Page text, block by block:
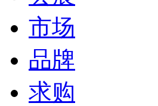
市场
品牌
求购